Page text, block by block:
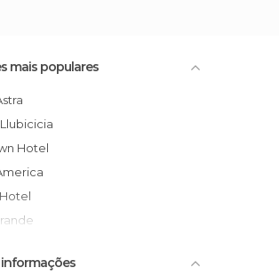
mais populares
Llubicicia
Hotel
Hotel
Inn
informações